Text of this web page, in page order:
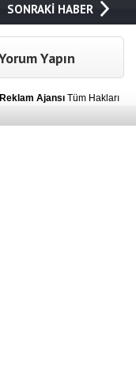
SONRAKİ HABER
Yapın
Ajansı Tüm Hakları